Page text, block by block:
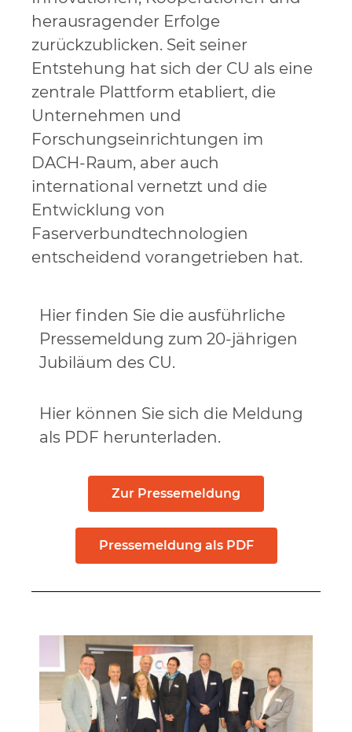
herausragender Erfolge
zurückzublicken. Seit seiner
Entstehung hat sich der CU als eine
zentrale Plattform etabliert, die
Unternehmen und
Forschungseinrichtungen im
DACH-Raum, aber auch
international vernetzt und die
Entwicklung von
Faserverbundtechnologien
entscheidend vorangetrieben hat.
Hier finden Sie die ausführliche
Pressemeldung zum 20-jährigen
Jubiläum des CU.
Hier können Sie sich die Meldung
als PDF herunterladen.
Zur Pressemeldung
Pressemeldung als PDF